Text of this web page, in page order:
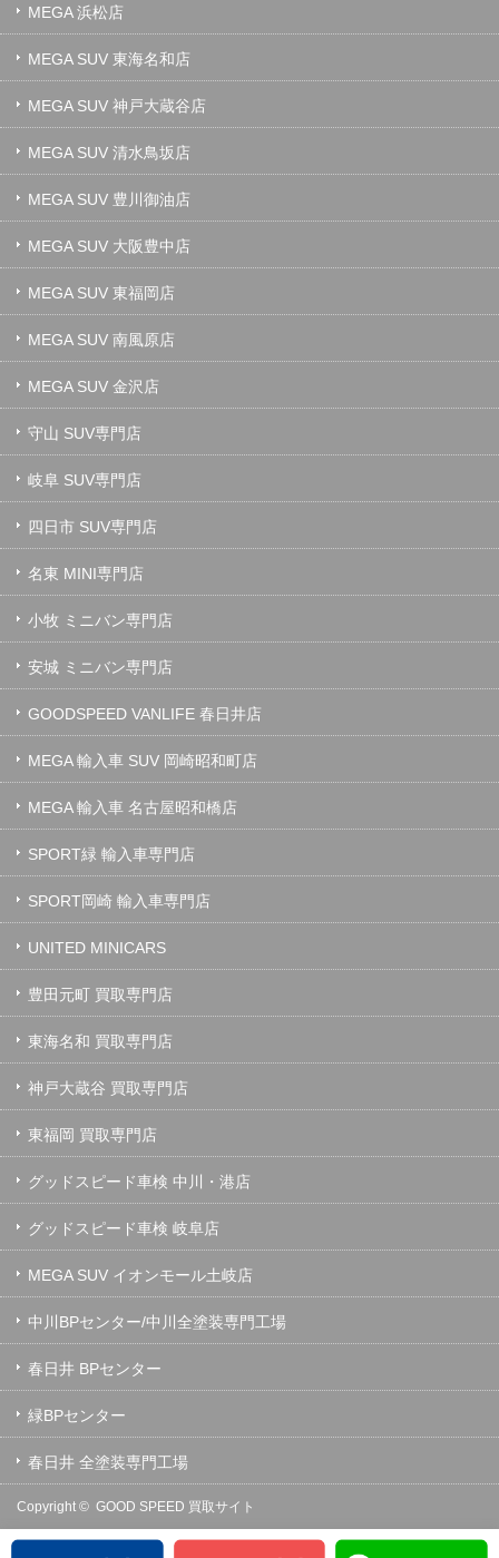
MEGA 浜松店
MEGA SUV 東海名和店
MEGA SUV 神戸大蔵谷店
MEGA SUV 清水鳥坂店
MEGA SUV 豊川御油店
MEGA SUV 大阪豊中店
MEGA SUV 東福岡店
MEGA SUV 南風原店
MEGA SUV 金沢店
守山 SUV専門店
岐阜 SUV専門店
四日市 SUV専門店
名東 MINI専門店
小牧 ミニバン専門店
安城 ミニバン専門店
GOODSPEED VANLIFE 春日井店
MEGA 輸入車 SUV 岡崎昭和町店
MEGA 輸入車 名古屋昭和橋店
SPORT緑 輸入車専門店
SPORT岡崎 輸入車専門店
UNITED MINICARS
豊田元町 買取専門店
東海名和 買取専門店
神戸大蔵谷 買取専門店
東福岡 買取専門店
グッドスピード車検 中川・港店
グッドスピード車検 岐阜店
MEGA SUV イオンモール土岐店
中川BPセンター/中川全塗装専門工場
春日井 BPセンター
緑BPセンター
春日井 全塗装専門工場
Copyright © GOOD SPEED 買取サイト